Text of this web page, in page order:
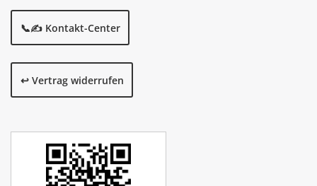
📞✍️ Kontakt-Center
↩️ Vertrag widerrufen